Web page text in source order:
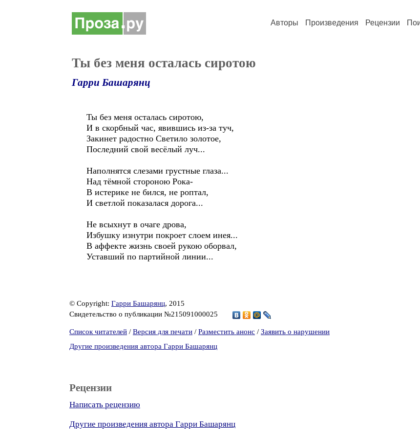
Авторы Произведения Рецензии
Ты без меня осталась сиротою
Гарри Башарянц
Ты без меня осталась сиротою,
И в скорбный час, явившись из-за туч,
Закинет радостно Светило золотое,
Последний свой весёлый луч...
Наполнятся слезами грустные глаза...
Над тёмной стороною Рока-
В истерике не бился, не роптал,
И светлой показалася дорога...
Не всыхнут в очаге дрова,
Избушку изнутри покроет слоем инея...
В аффекте жизнь своей рукою оборвал,
Уставший по партийной линии...
© Copyright: Гарри Башарянц, 2015
Свидетельство о публикации №215091000025
Список читателей / Версия для печати / Разместить анонс / Заявить о нарушении
Другие произведения автора Гарри Башарянц
Рецензии
Написать рецензию
Другие произведения автора Гарри Башарянц